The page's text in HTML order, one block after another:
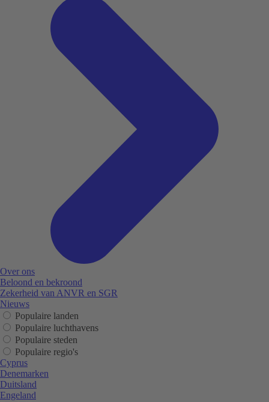
Over ons
Beloond en bekroond
Zekerheid van ANVR en SGR
Nieuws
Populaire landen
Populaire luchthavens
Populaire steden
Populaire regio's
Cyprus
Denemarken
Duitsland
Engeland